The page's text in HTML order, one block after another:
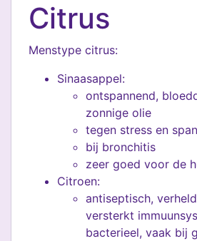
Citrus
Menstype citrus:
Sinaasappel:
ontspannend,
zonnige olie
tegen stress en
bij bronchitis
zeer goed voor de
Citroen:
antiseptisch,
versterkt
bacterieel, vaak bij